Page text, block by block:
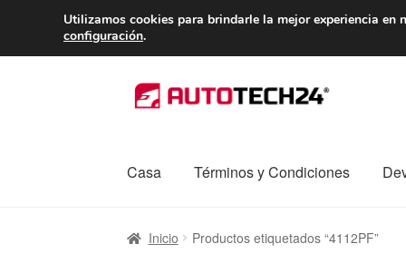
ENTREGA desde
Ir
a
Ir
al
Casa
Términos y Condiciones
InicioCaja registradora CarroContacto
Inicio Productos etiquetados “4112PF”
Utilizamos cookies para brindarle la mejor experiencia en
configuración.